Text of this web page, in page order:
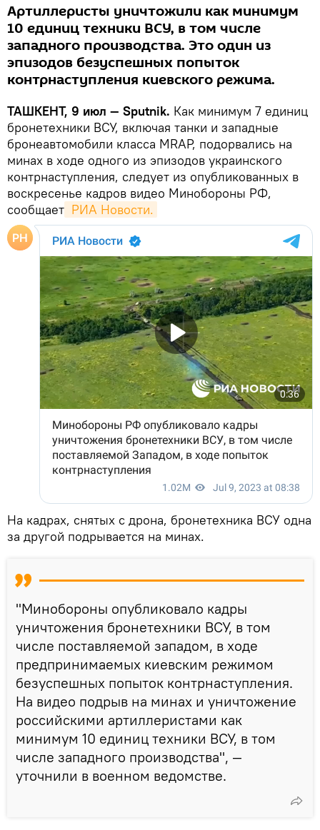
Артиллеристы уничтожили как минимум
10 единиц техники ВСУ, в том числе
западного производства. Это один из
эпизодов безуспешных попыток
контрнаступления киевского режима.
ТАШКЕНТ, 9 июл — Sputnik. Как минимум 7 единиц
бронетехники ВСУ, включая танки и западные
бронеавтомобили класса MRAP, подорвались на
минах в ходе одного из эпизодов украинского
контрнаступления, следует из опубликованных в
воскресенье кадров видео Минобороны РФ,
сообщает РИА Новости.
На кадрах, снятых с дрона, бронетехника ВСУ одна
за другой подрывается на минах.
"Минобороны опубликовало кадры
уничтожения бронетехники ВСУ, в том
числе поставляемой западом, в ходе
предпринимаемых киевским режимом
безуспешных попыток контрнаступления.
На видео подрыв на минах и уничтожение
российскими артиллеристами как
минимум 10 единиц техники ВСУ, в том
числе западного производства", —
уточнили в военном ведомстве.